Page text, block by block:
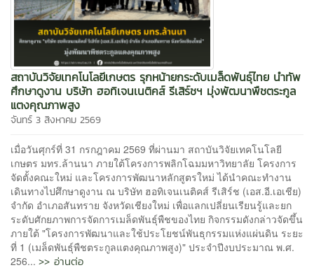
สถาบันวิจัยเทคโนโลยีเกษตร รุกหน้ายกระดับเมล็ดพันธุ์ไทย นำทัพ
ศึกษาดูงาน บริษัท ฮอทิเจนเนติคส์ รีเสิร์ชฯ มุ่งพัฒนาพืชตระกูล
แตงคุณภาพสูง
จันทร์ 3 สิงหาคม 2569
เมื่อวันศุกร์ที่ 31 กรกฎาคม 2569 ที่ผ่านมา สถาบันวิจัยเทคโนโลยี
เกษตร มทร.ล้านนา ภายใต้โครงการพลิกโฉมมหาวิทยาลัย โครงการ
จัดตั้งคณะใหม่ และโครงการพัฒนาหลักสูตรใหม่ ได้นำคณะทำงาน
เดินทางไปศึกษาดูงาน ณ บริษัท ฮอทิเจนเนติคส์ รีเสิร์ช (เอส.อี.เอเชีย)
จำกัด อำเภอสันทราย จังหวัดเชียงใหม่ เพื่อแลกเปลี่ยนเรียนรู้และยก
ระดับศักยภาพการจัดการเมล็ดพันธุ์พืชของไทย กิจกรรมดังกล่าวจัดขึ้น
ภายใต้ "โครงการพัฒนาและใช้ประโยชน์พันธุกรรมแห่งแผ่นดิน ระยะ
ที่ 1 (เมล็ดพันธุ์พืชตระกูลแตงคุณภาพสูง)" ประจำปีงบประมาณ พ.ศ.
256... >> อ่านต่อ